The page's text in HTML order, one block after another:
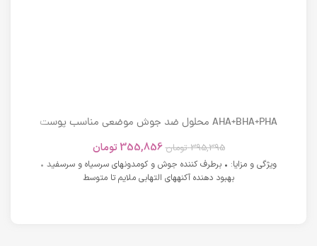
AHA+BHA+PHA محلول ضد جوش موضعی مناسب پوست
395,395 تومان 355,856 تومان
ویژگی و مزایا: • برطرف کننده جوش و کومدونهای سرسیاه و سرسفید •
بهبود دهنده آکنههای التهابی ملایم تا متوسط